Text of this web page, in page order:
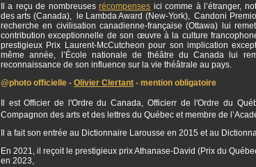
Il a reçu de nombreusesrécompenses ici comme à l’étranger,
des arts (Canada), le Lambda Award (New-York), Candoni
recherche en civilisation canadienne-française (Ottawa) lui
contribution exceptionnelle de son œuvre à la culture
prestigieux Prix Laurent-McCutcheon pour son implication
même année, l’École nationale de théâtre du Canada lui
reconnaissance de son influence sur la vie théâtrale au pays.
@photo officielle - Olivier Clertant - mention obligatoire
Il est Officier de l'Ordre du Canada, Officierr de l'Ordre du
Compagnon des arts et des lettres du Québec et membre de
Il a fait son entrée au Dictionnaire Larousse en 2015 et au
En 2021, il reçoit le prestigieux prix Athanase-David (Prix du
en 2023,